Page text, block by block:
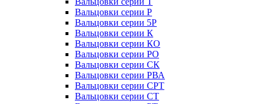
Вальцовки серии Р
Вальцовки серии 5Р
Вальцовки серии К
Вальцовки серии КО
Вальцовки серии РО
Вальцовки серии СК
Вальцовки серии РВА
Вальцовки серии СРТ
Вальцовки серии СТ